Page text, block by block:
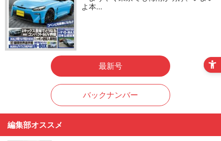
よ本…
最新号
バックナンバー
編集部オススメ